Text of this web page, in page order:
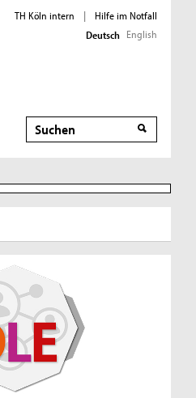
TH Köln intern |
Hilfe im Notfall
Deutsch English
Suche